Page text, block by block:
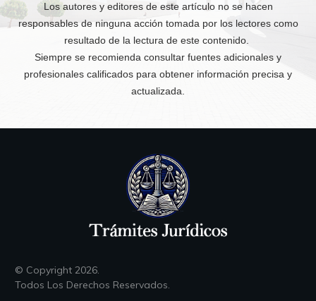
Los autores y editores de este artículo no se hacen
responsables de ninguna acción tomada por los lectores como
resultado de la lectura de este contenido.
Siempre se recomienda consultar fuentes adicionales y
profesionales calificados para obtener información precisa y
actualizada.
© Copyright 2026.
Todos Los Derechos Reservados.